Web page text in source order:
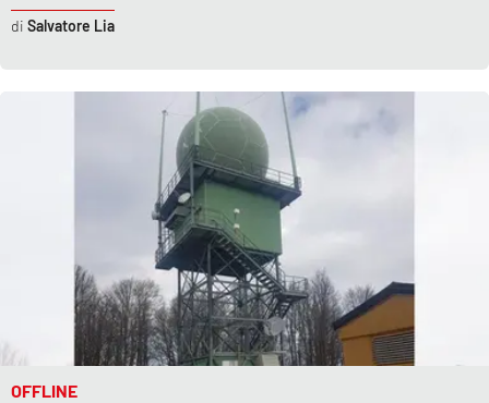
Salvatore Lia
OFFLINE